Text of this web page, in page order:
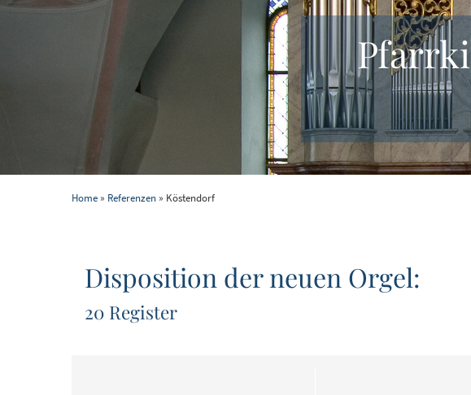
Home » Referenzen » Köstendorf
Disposition der neuen Orgel:
20 Register